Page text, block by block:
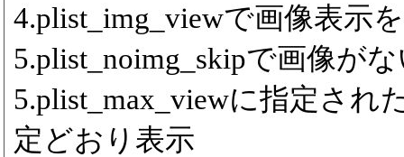
4.plist_img_viewで画像表示
5.plist_noimg_skipで画像が
5.plist_max_viewに指定さ
定どおり表示